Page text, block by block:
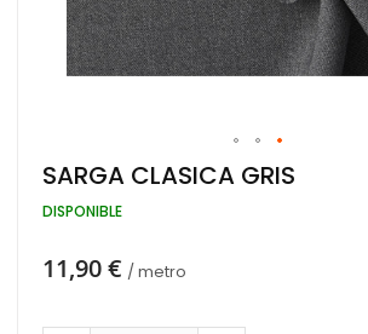
Saltar
al
comienzo
galería
SARGA CLASICA GRIS
DISPONIBLE
11,90 € / metro